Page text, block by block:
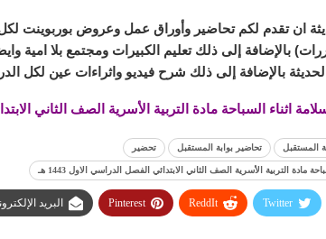
ان تقدم لكم تحاضير وأوراق عمل وعروض بوربوينت لكل
بالإضافة إلى ذلك تعليم الكبيرات ومجتمع بلا امية
بالإضافة إلى ذلك شرح فيديو واثراءات عين لكل
السباحة مادة التربية الأسرية الصف الثاني الابتدائي
المستقبل تحاضير بوابة المستقبل تحضير
التربية الأسرية الصف الثاني الابتدائي الفصل الدراسي الاول 1443 هـ
Twitter
ReddIt
Pinterest البريد